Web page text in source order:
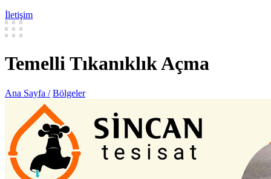
İletişim
Temelli Tıkanıklık Açma
Ana Sayfa / Bölgeler